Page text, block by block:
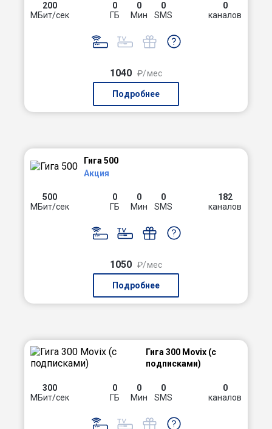
200
МБит/сек
0
ГБ
0
Мин
0
SMS
0
каналов
1040 ₽/мес
Подробнее
Гига 500
Акция
500
МБит/сек
0
ГБ
0
Мин
0
SMS
182
каналов
1050 ₽/мес
Подробнее
Гига 300 Movix (с
подписками)
300
МБит/сек
0
ГБ
0
Мин
0
SMS
0
каналов